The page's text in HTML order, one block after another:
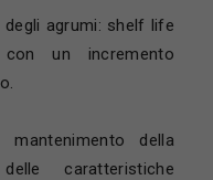
agrumi: shelf life
un incremento
mantenimento della
caratteristiche